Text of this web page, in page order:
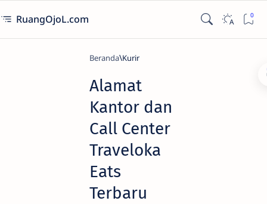
RuangOjoL.com
Beranda Kurir
Alamat
Kantor dan
Call Center
Traveloka
Eats
Terbaru